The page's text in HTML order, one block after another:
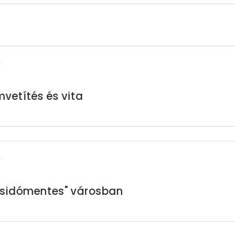
és vita
városban